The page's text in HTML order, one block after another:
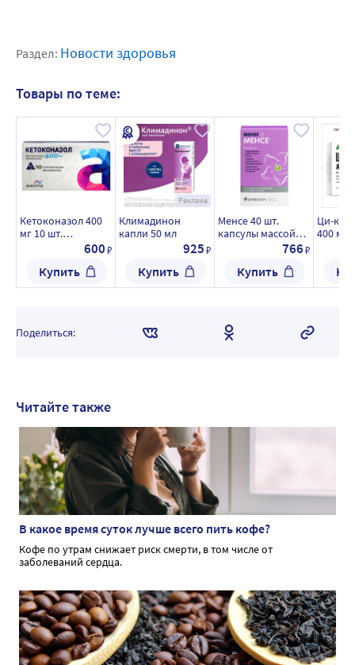
Раздел: Новости здоровья
Товары по теме:
Кетоконазол 400
мг 10 шт.
суппозитории600₽
Купить
Реклама
Климадинон
капли 50 мл
925₽
Купить
Менсе 40 шт.
капсулы массой
766₽
Купить
Ци-
400 мг
Поделиться:
Читайте также
В какое время суток лучше всего пить кофе?
Кофе по утрам снижает риск смерти, в том числе от
заболеваний сердца.